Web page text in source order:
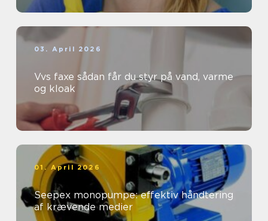
03. April 2026
Vvs faxe sådan får du styr på vand, varme
og kloak
01. April 2026
Seepex monopumpe: effektiv håndtering
af krævende medier